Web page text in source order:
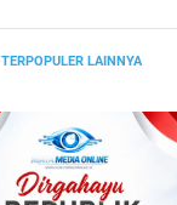
TERPOPULER LAINNYA